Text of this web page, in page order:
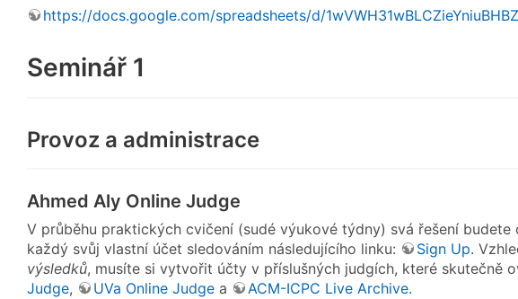
https://docs.google.com/spreadsheets/d/
Seminář 1
Provoz a administrace
Ahmed Aly Online Judge
V průběhu praktických cvičení (sudé výukové týdny) svá řešení budete
každý svůj vlastní účet sledováním následujícího linku:
Sign Up.
výsledků, musíte si vytvořit účty v příslušných judgích, které skutečně
Judge, UVa Online Judge a ACM-ICPC Live Archive.